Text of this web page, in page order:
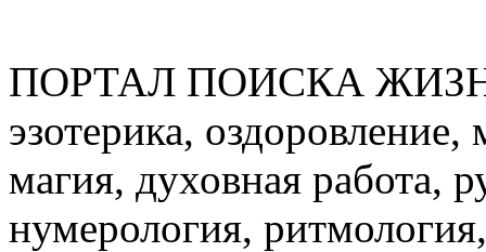
ПОРТАЛ ПОИСКА
эзотерика,
магия, духовная работа,
нумерология,